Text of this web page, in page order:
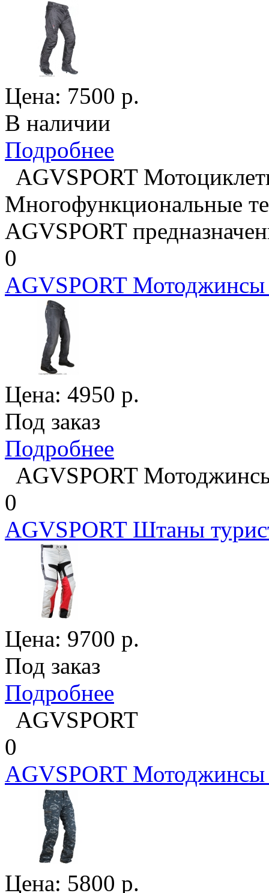
Цена: 7500 р.
В наличии
Подробнее
AGVSPORT
Многофункциональные
AGVSPORT
0
AGVSPORT
Цена: 4950 р.
Под заказ
Подробнее
AGVSPORT
0
AGVSPORT Штаны
Цена: 9700 р.
Под заказ
Подробнее
AGVSPORT
0
AGVSPORT Мотоджинсы
Цена: 5800 р.